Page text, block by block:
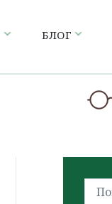
БЛОГ